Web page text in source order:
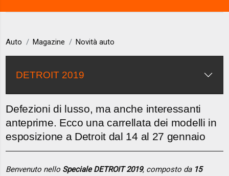
Auto Magazine Novità auto
DETROIT 2019
Defezioni di lusso, ma anche interessanti
anteprime. Ecco una carrellata dei modelli in
esposizione a Detroit dal 14 al 27 gennaio
Benvenuto nello Speciale DETROIT 2019, composto da 15